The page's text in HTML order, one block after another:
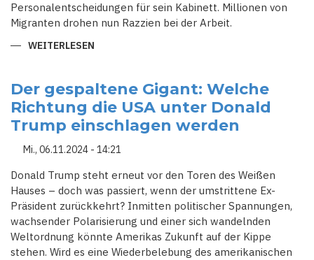
Personalentscheidungen für sein Kabinett. Millionen von
Migranten drohen nun Razzien bei der Arbeit.
WEITERLESEN
WASHINGTON
-
TRUMPS
NEUES
KABINETT
IST
LOYAL
UND
GEGEN
EINWANDERER
Der gespaltene Gigant: Welche
Richtung die USA unter Donald
Trump einschlagen werden
Mi., 06.11.2024 - 14:21
Donald Trump steht erneut vor den Toren des Weißen
Hauses – doch was passiert, wenn der umstrittene Ex-
Präsident zurückkehrt? Inmitten politischer Spannungen,
wachsender Polarisierung und einer sich wandelnden
Weltordnung könnte Amerikas Zukunft auf der Kippe
stehen. Wird es eine Wiederbelebung des amerikanischen